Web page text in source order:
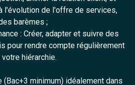
l'évolution de l'offre de services,
barèmes ;
: Créer, adapter et suivre des
pour rendre compte régulièrement
hiérarchie.
(Bac+3 minimum) idéalement dans